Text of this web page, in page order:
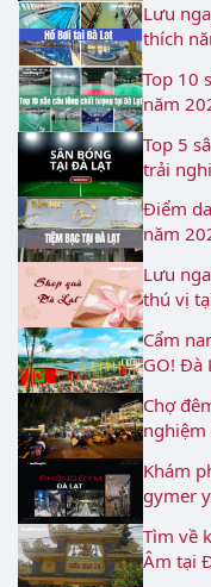
Lưu
thích
Top 10
năm
Top 5
trải
Điểm
năm
Lưu
thú vị
Cẩm
GO! Đà
Chợ
nghiệm
Khám
gymer
Tìm về
Âm tại